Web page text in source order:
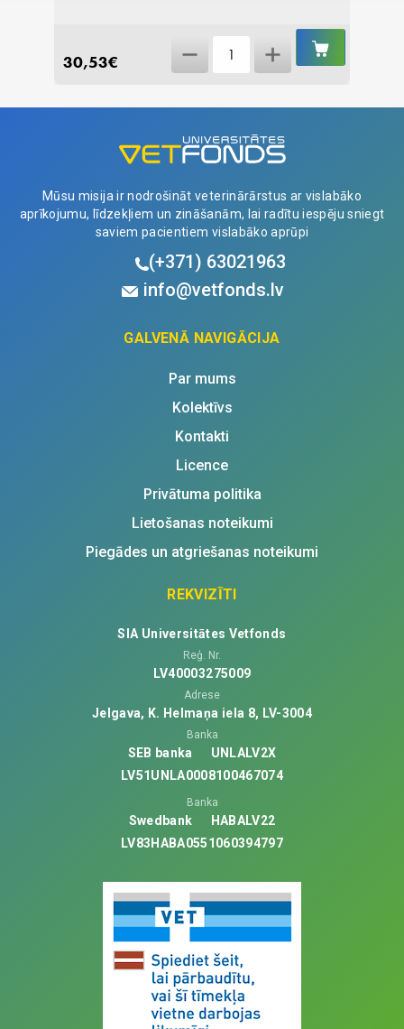
GROZĀ
30,53€
N120
Mūsu misija ir nodrošināt veterinārārstus ar vislabāko
aprīkojumu, līdzekļiem un zināšanām, lai radītu iespēju sniegt
saviem pacientiem vislabāko aprūpi
(+371) 63021963
info@vetfonds.lv
GALVENĀ NAVIGĀCIJA
Par mums
Kolektīvs
Kontakti
Licence
Privātuma politika
Lietošanas noteikumi
Piegādes un atgriešanas noteikumi
REKVIZĪTI
SIA Universitātes Vetfonds
Reģ. Nr.
LV40003275009
Adrese
Jelgava, K. Helmaņa iela 8, LV-3004
Banka
SEB banka
UNLALV2X
LV51UNLA0008100467074
Banka
Swedbank
HABALV22
LV83HABA0551060394797